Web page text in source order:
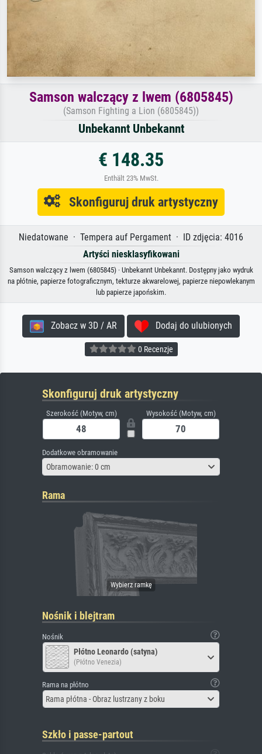
Samson walczący z lwem (6805845)
(Samson Fighting a Lion (6805845))
Unbekannt Unbekannt
€ 148.35
Enthält 23% MwSt.
Skonfiguruj druk artystyczny
Niedatowane · Tempera auf Pergament · ID zdjęcia: 4016
Artyści niesklasyfikowani
Samson walczący z lwem (6805845) · Unbekannt Unbekannt. Dostępny jako wydruk
na płótnie, papierze fotograficznym, tekturze akwarelowej, papierze niepowlekanym
lub papierze japońskim.
Zobacz w 3D / AR Dodaj do ulubionych
0 Recenzje
Skonfiguruj druk artystyczny
Szerokość (Motyw, cm) Wysokość (Motyw, cm)
Dodatkowe obramowanie
Obramowanie: 0 cm
Rama
Nośnik i blejtram
Nośnik
Płótno Leonardo (satyna)
(Płótno Venezia)
Rama na płótno
Rama płótna - Obraz lustrzany z boku
Szkło i passe-partout